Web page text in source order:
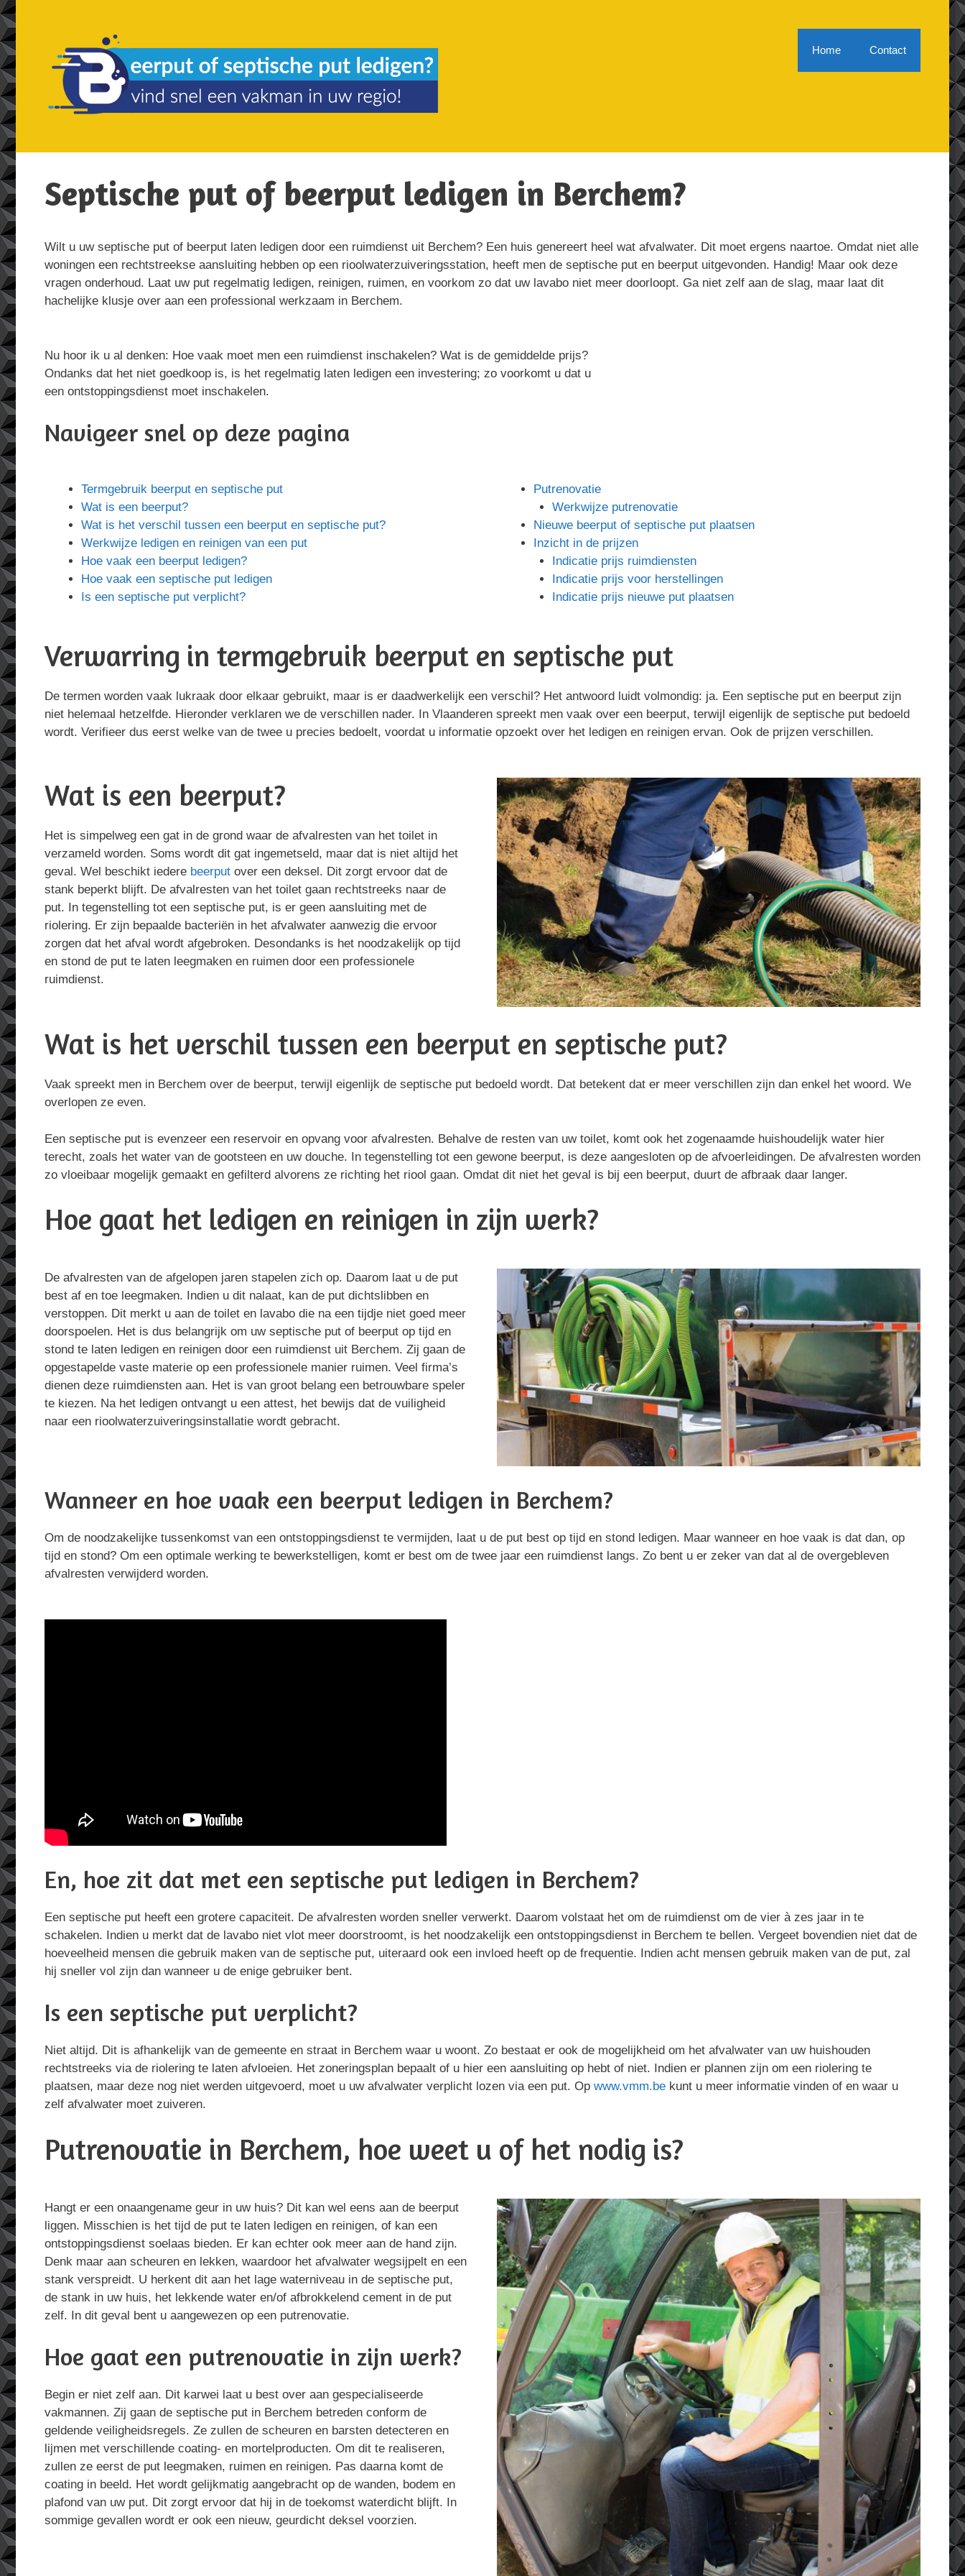
Spring
naar
de
inhoud
Home Contact
Septische put of beerput ledigen in Berchem?
Wilt u uw septische put of beerput laten ledigen door een ruimdienst uit Berchem? Een huis genereert heel wat afvalwater. Dit moet ergens naartoe. Omdat niet alle
woningen een rechtstreekse aansluiting hebben op een rioolwaterzuiveringsstation, heeft men de septische put en beerput uitgevonden. Handig! Maar ook deze
vragen onderhoud. Laat uw put regelmatig ledigen, reinigen, ruimen, en voorkom zo dat uw lavabo niet meer doorloopt. Ga niet zelf aan de slag, maar laat dit
hachelijke klusje over aan een professional werkzaam in Berchem.
Nu hoor ik u al denken: Hoe vaak moet men een ruimdienst inschakelen? Wat is de gemiddelde prijs?
Ondanks dat het niet goedkoop is, is het regelmatig laten ledigen een investering; zo voorkomt u dat u
een ontstoppingsdienst moet inschakelen.
Navigeer snel op deze pagina
Termgebruik beerput en septische put
Wat is een beerput?
Wat is het verschil tussen een beerput en septische put?
Werkwijze ledigen en reinigen van een put
Hoe vaak een beerput ledigen?
Hoe vaak een septische put ledigen
Is een septische put verplicht?
Putrenovatie
Werkwijze putrenovatie
Nieuwe beerput of septische put plaatsen
Inzicht in de prijzen
Indicatie prijs ruimdiensten
Indicatie prijs voor herstellingen
Indicatie prijs nieuwe put plaatsen
Verwarring in termgebruik beerput en septische put
De termen worden vaak lukraak door elkaar gebruikt, maar is er daadwerkelijk een verschil? Het antwoord luidt volmondig: ja. Een septische put en beerput zijn
niet helemaal hetzelfde. Hieronder verklaren we de verschillen nader. In Vlaanderen spreekt men vaak over een beerput, terwijl eigenlijk de septische put bedoeld
wordt. Verifieer dus eerst welke van de twee u precies bedoelt, voordat u informatie opzoekt over het ledigen en reinigen ervan. Ook de prijzen verschillen.
Wat is een beerput?
Het is simpelweg een gat in de grond waar de afvalresten van het toilet in
verzameld worden. Soms wordt dit gat ingemetseld, maar dat is niet altijd het
geval. Wel beschikt iedere beerput over een deksel. Dit zorgt ervoor dat de
stank beperkt blijft. De afvalresten van het toilet gaan rechtstreeks naar de
put. In tegenstelling tot een septische put, is er geen aansluiting met de
riolering. Er zijn bepaalde bacteriën in het afvalwater aanwezig die ervoor
zorgen dat het afval wordt afgebroken. Desondanks is het noodzakelijk op tijd
en stond de put te laten leegmaken en ruimen door een professionele
ruimdienst.
Wat is het verschil tussen een beerput en septische put?
Vaak spreekt men in Berchem over de beerput, terwijl eigenlijk de septische put bedoeld wordt. Dat betekent dat er meer verschillen zijn dan enkel het woord. We
overlopen ze even.
Een septische put is evenzeer een reservoir en opvang voor afvalresten. Behalve de resten van uw toilet, komt ook het zogenaamde huishoudelijk water hier
terecht, zoals het water van de gootsteen en uw douche. In tegenstelling tot een gewone beerput, is deze aangesloten op de afvoerleidingen. De afvalresten worden
zo vloeibaar mogelijk gemaakt en gefilterd alvorens ze richting het riool gaan. Omdat dit niet het geval is bij een beerput, duurt de afbraak daar langer.
Hoe gaat het ledigen en reinigen in zijn werk?
De afvalresten van de afgelopen jaren stapelen zich op. Daarom laat u de put
best af en toe leegmaken. Indien u dit nalaat, kan de put dichtslibben en
verstoppen. Dit merkt u aan de toilet en lavabo die na een tijdje niet goed meer
doorspoelen. Het is dus belangrijk om uw septische put of beerput op tijd en
stond te laten ledigen en reinigen door een ruimdienst uit Berchem. Zij gaan de
opgestapelde vaste materie op een professionele manier ruimen. Veel firma’s
dienen deze ruimdiensten aan. Het is van groot belang een betrouwbare speler
te kiezen. Na het ledigen ontvangt u een attest, het bewijs dat de vuiligheid
naar een rioolwaterzuiveringsinstallatie wordt gebracht.
Wanneer en hoe vaak een beerput ledigen in Berchem?
Om de noodzakelijke tussenkomst van een ontstoppingsdienst te vermijden, laat u de put best op tijd en stond ledigen. Maar wanneer en hoe vaak is dat dan, op
tijd en stond? Om een optimale werking te bewerkstelligen, komt er best om de twee jaar een ruimdienst langs. Zo bent u er zeker van dat al de overgebleven
afvalresten verwijderd worden.
En, hoe zit dat met een septische put ledigen in Berchem?
Een septische put heeft een grotere capaciteit. De afvalresten worden sneller verwerkt. Daarom volstaat het om de ruimdienst om de vier à zes jaar in te
schakelen. Indien u merkt dat de lavabo niet vlot meer doorstroomt, is het noodzakelijk een ontstoppingsdienst in Berchem te bellen. Vergeet bovendien niet dat de
hoeveelheid mensen die gebruik maken van de septische put, uiteraard ook een invloed heeft op de frequentie. Indien acht mensen gebruik maken van de put, zal
hij sneller vol zijn dan wanneer u de enige gebruiker bent.
Is een septische put verplicht?
Niet altijd. Dit is afhankelijk van de gemeente en straat in Berchem waar u woont. Zo bestaat er ook de mogelijkheid om het afvalwater van uw huishouden
rechtstreeks via de riolering te laten afvloeien. Het zoneringsplan bepaalt of u hier een aansluiting op hebt of niet. Indien er plannen zijn om een riolering te
plaatsen, maar deze nog niet werden uitgevoerd, moet u uw afvalwater verplicht lozen via een put. Op www.vmm.be kunt u meer informatie vinden of en waar u
zelf afvalwater moet zuiveren.
Putrenovatie in Berchem, hoe weet u of het nodig is?
Hangt er een onaangename geur in uw huis? Dit kan wel eens aan de beerput
liggen. Misschien is het tijd de put te laten ledigen en reinigen, of kan een
ontstoppingsdienst soelaas bieden. Er kan echter ook meer aan de hand zijn.
Denk maar aan scheuren en lekken, waardoor het afvalwater wegsijpelt en een
stank verspreidt. U herkent dit aan het lage waterniveau in de septische put,
de stank in uw huis, het lekkende water en/of afbrokkelend cement in de put
zelf. In dit geval bent u aangewezen op een putrenovatie.
Hoe gaat een putrenovatie in zijn werk?
Begin er niet zelf aan. Dit karwei laat u best over aan gespecialiseerde
vakmannen. Zij gaan de septische put in Berchem betreden conform de
geldende veiligheidsregels. Ze zullen de scheuren en barsten detecteren en
lijmen met verschillende coating- en mortelproducten. Om dit te realiseren,
zullen ze eerst de put leegmaken, ruimen en reinigen. Pas daarna komt de
coating in beeld. Het wordt gelijkmatig aangebracht op de wanden, bodem en
plafond van uw put. Dit zorgt ervoor dat hij in de toekomst waterdicht blijft. In
sommige gevallen wordt er ook een nieuw, geurdicht deksel voorzien.